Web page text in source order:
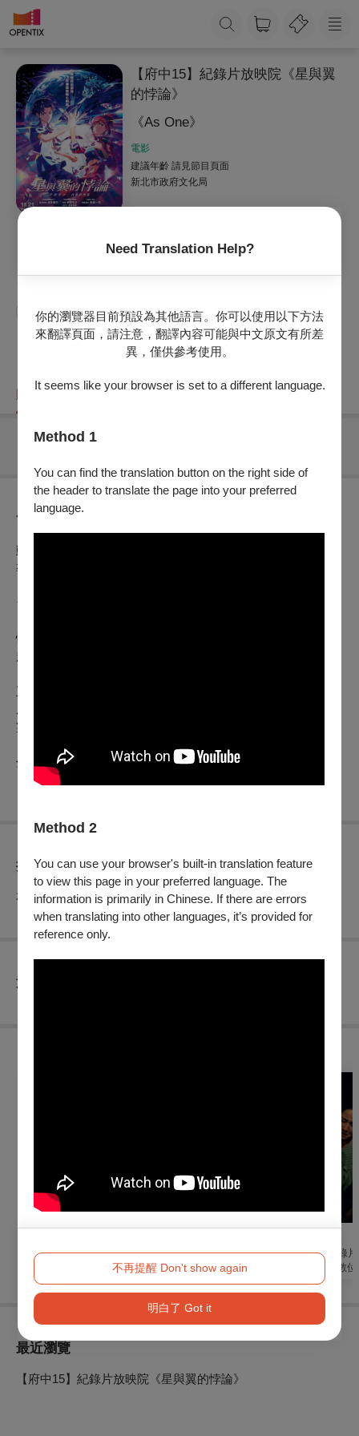
Need Translation Help?
你的瀏覽器目前預設為其他語言。你可以使用以下方法
來翻譯頁面，請注意，翻譯內容可能與中文原文有所差
異，僅供參考使用。
It seems like your browser is set to a different language.
Method 1
You can find the translation button on the right side of
the header to translate the page into your preferred
language.
Method 2
You can use your browser's built-in translation feature
to view this page in your preferred language. The
information is primarily in Chinese. If there are errors
when translating into other languages, it’s provided for
reference only.
不再提醒 Don't show again
明白了 Got it
【府中15】紀錄片放映院《星與翼
的悖論》
《As One》
電影
建議年齡 請見節目頁面
新北市政府文化局
主辦專頁
【府中15】紀錄片放映院
購票資訊 節目介紹 折扣方案 重要須知
節目介紹
動畫片｜2025｜日本｜Color｜HD｜92分鐘｜日語｜中文字幕
導演：靜野孔文
★改編自人氣街機遊戲《星與翼的悖論》
懷抱音樂夢想卻對未來迷惘的高中生「陽」，某天腦中突然響
起陌生的聲音，隨即被耀眼白光捲入異空間，意識與宇宙行星
正因能源「星之血」而陷入戰亂，拉科與守衛隊長「維戈」並
盪，將改寫他們的未來。
分級：普遍級
折扣方案
本場次無任何折扣優惠
退換須知
【2026點點限時集】
每月18號 限量免費搶
100點
2026同黨劇團《父親
母親》
【府中15】紀錄
映院《原鄉人數
復客語版》
最近瀏覽
【府中15】紀錄片放映院《星與翼的悖論》